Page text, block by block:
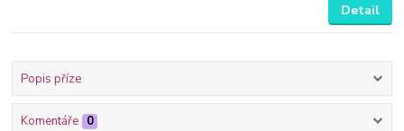
Detail
Popis příze
Komentáře 0